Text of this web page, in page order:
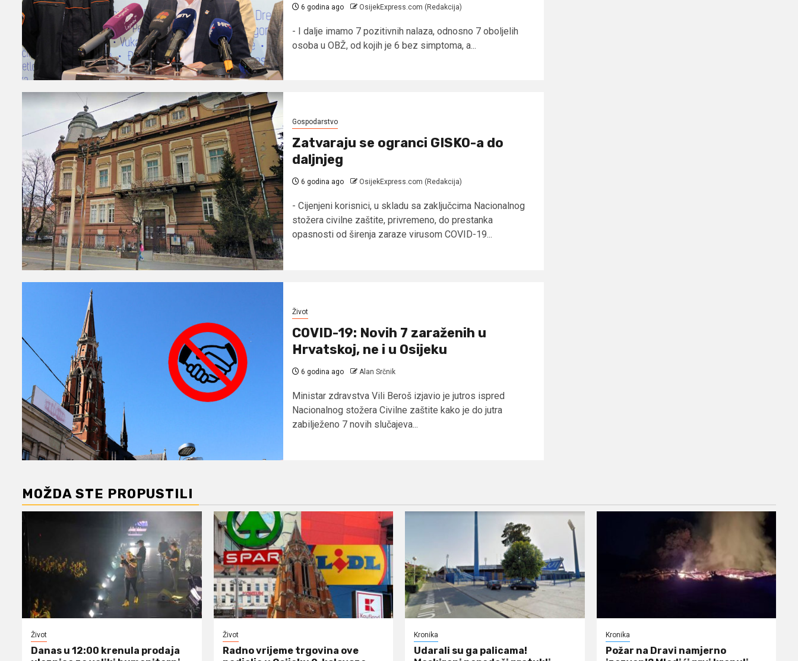
6 godina ago OsijekExpress.com (Redakcija)
- I dalje imamo 7 pozitivnih nalaza, odnosno 7 oboljelih
osoba u OBŽ, od kojih je 6 bez simptoma, a...
Gospodarstvo
Zatvaraju se ogranci GISKO-a do
daljnjeg
6 godina ago OsijekExpress.com (Redakcija)
- Cijenjeni korisnici, u skladu sa zaključcima Nacionalnog
stožera civilne zaštite, privremeno, do prestanka
opasnosti od širenja zaraze virusom COVID-19...
Život
COVID-19: Novih 7 zaraženih u
Hrvatskoj, ne i u Osijeku
6 godina ago Alan Srčnik
Ministar zdravstva Vili Beroš izjavio je jutros ispred
Nacionalnog stožera Civilne zaštite kako je do jutra
zabilježeno 7 novih slučajeva...
MOŽDA STE PROPUSTILI
Život
Danas u 12:00 krenula prodaja
Život
Radno vrijeme trgovina ove
Kronika
Udarali su ga palicama!
Kronika
Požar na Dravi namjerno